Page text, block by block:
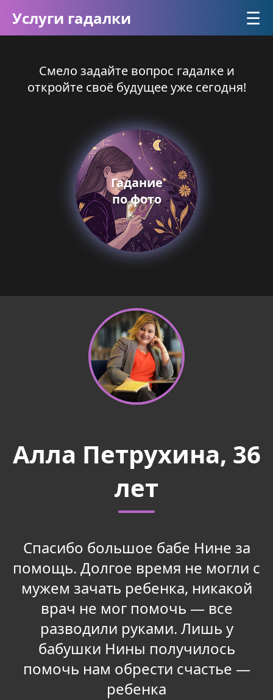
Услуги гадалки ☰
Смело задайте вопрос гадалке и
откройте своё будущее уже сегодня!
Гадание
по фото
Алла Петрухина, 36
лет
Спасибо большое бабе Нине за
помощь. Долгое время не могли с
мужем зачать ребенка, никакой
врач не мог помочь — все
разводили руками. Лишь у
бабушки Нины получилось
помочь нам обрести счастье —
ребенка